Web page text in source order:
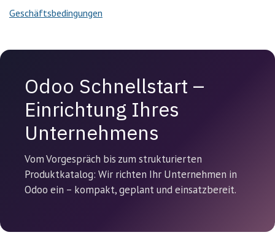
Geschäftsbedingungen
Odoo Schnellstart –
Einrichtung Ihres
Unternehmens
Vom Vorgespräch bis zum strukturierten
Produktkatalog: Wir richten Ihr Unternehmen in
Odoo ein – kompakt, geplant und einsatzbereit.